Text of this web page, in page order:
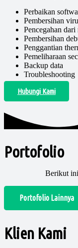
Perbaikan
Pembersihan
Pencegahan
Pembersihan
Penggantian
Pemeliharaan
Backup data
Troubleshooting
Hubungi Kami
Portofolio
Berikut
Portofolio Lainnya
Klien Kami